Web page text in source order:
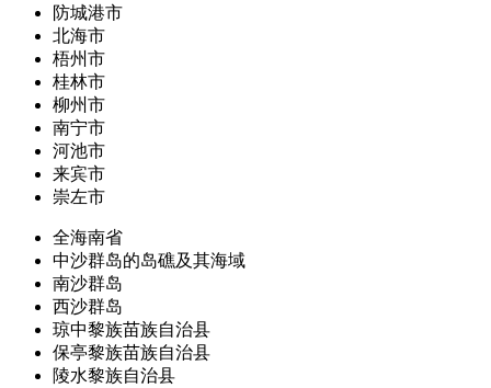
防城港市
北海市
梧州市
桂林市
柳州市
南宁市
河池市
来宾市
崇左市
全海南省
中沙群岛的岛礁及其海域
南沙群岛
西沙群岛
琼中黎族苗族自治县
保亭黎族苗族自治县
陵水黎族自治县